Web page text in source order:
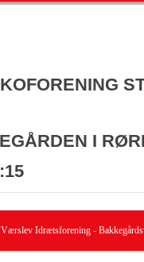
I
Idrætsforening -